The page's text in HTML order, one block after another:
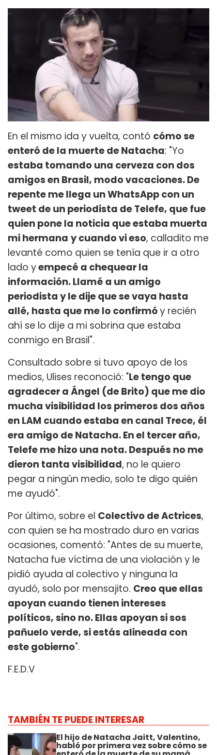
En el mismo ida y vuelta, contó cómo se
enteró de la muerte de Natacha: "Yo
estaba tomando una cerveza con dos
amigos en Brasil, modo vacaciones. De
repente me llega un WhatsApp con un
tweet de un periodista de Telefe, que fue
quien pone la noticia que estaba muerta
mi hermana y cuando vi eso, calladito me
levanté como quien se tenía que ir a otro
lado yempecé a chequear la
información. Llamé a un amigo
periodista y le dije que se vaya hasta
allé, hasta que me lo confirmóy recién
ahí se lo dije a mi sobrina que estaba
conmigo en Brasil".
Consultado sobre si tuvo apoyo de los
medios, Ulises reconoció: "Le tengo que
agradecer a Ángel (de Brito) que me dio
mucha visibilidad los primeros dos años
en LAM cuando estaba en canal Trece, él
era amigo de Natacha. En el tercer año,
Telefe me hizo una nota. Después no me
dieron tanta visibilidad, no le quiero
pegar a ningún medio, solo te digo quién
me ayudó".
Por último, sobre el Colectivo de Actrices,
con quien se ha mostrado duro en varias
ocasiones, comentó: "Antes de su muerte,
Natacha fue víctima de una violación y le
pidió ayuda al colectivo y ninguna la
ayudó, solo por mensajito. Creo que ellas
apoyan cuando tienen intereses
políticos, sino no. Ellas apoyan si sos
pañuelo verde, si estás alineada con
este gobierno".
F.E.D.V
TAMBIÉN TE PUEDE INTERESAR
El hijo de Natacha Jaitt, Valentino,
habló por primera vez sobre cómo se